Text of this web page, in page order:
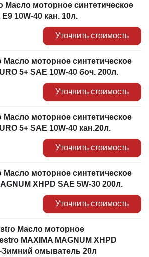
Масло моторное синтетическое
10W-40 кан. 10л.
Уточнить стоимость
Масло моторное синтетическое
5+ SAE 10W-40 боч. 200л.
Уточнить стоимость
Масло моторное синтетическое
5+ SAE 10W-40 кан.20л.
Уточнить стоимость
Масло моторное синтетическое
XHPD SAE 5W-30 200л.
Уточнить стоимость
Масло моторное
MAXIMA MAGNUM XHPD
омыватель 20л